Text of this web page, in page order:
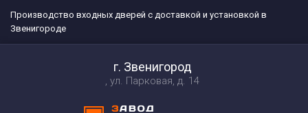
Производство входных дверей с доставкой и установкой в
Звенигороде
г. Звенигород
ул. Парковая, д. 14